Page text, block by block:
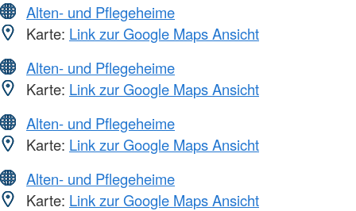
Alten- und Pflegeheime
Karte: Link zur Google Maps Ansicht
Alten- und Pflegeheime
Karte: Link zur Google Maps Ansicht
Alten- und Pflegeheime
Karte: Link zur Google Maps Ansicht
Alten- und Pflegeheime
Karte: Link zur Google Maps Ansicht